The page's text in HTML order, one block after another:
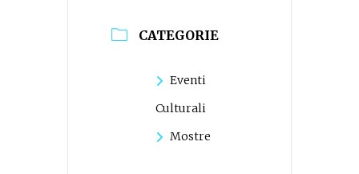
CATEGORIE
Eventi
Culturali
Mostre